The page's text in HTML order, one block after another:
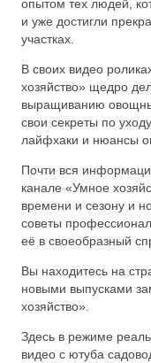
опытом тех людей,
и уже достигли
участках.
В своих видео
хозяйство» щедро
выращиванию
свои секреты по
лайфхаки и нюансы
Почти вся
канале «Умное
времени и сезону и
советы
её в своеобразный
Вы находитесь на
новыми выпусками
хозяйство».
Здесь в режиме
видео с ютуба